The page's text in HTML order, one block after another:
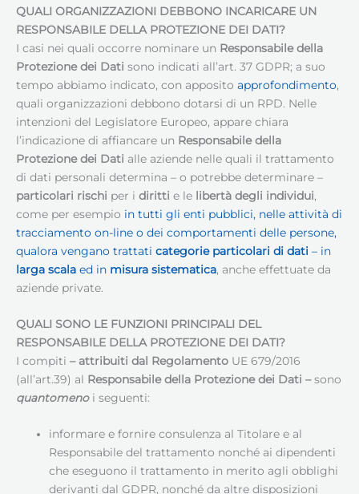
QUALI ORGANIZZAZIONI DEBBONO INCARICARE UN
RESPONSABILE DELLA PROTEZIONE DEI DATI?
I casi nei quali occorre nominare un Responsabile della
Protezione dei Dati sono indicati all’art. 37 GDPR; a suo
tempo abbiamo indicato, con apposito approfondimento,
quali organizzazioni debbono dotarsi di un RPD. Nelle
intenzioni del Legislatore Europeo, appare chiara
l’indicazione di affiancare un Responsabile della
Protezione dei Dati alle aziende nelle quali il trattamento
di dati personali determina – o potrebbe determinare –
particolari rischi per i diritti e le libertà degli individui,
come per esempio in tutti gli enti pubblici, nelle attività di
tracciamento on-line o dei comportamenti delle persone,
qualora vengano trattati categorie particolari di dati – in
larga scala ed in misura sistematica, anche effettuate da
aziende private.
QUALI SONO LE FUNZIONI PRINCIPALI DEL
RESPONSABILE DELLA PROTEZIONE DEI DATI?
I compiti – attribuiti dal Regolamento UE 679/2016
(all’art.39) al Responsabile della Protezione dei Dati –sono
quantomenoi seguenti:
informare e fornire consulenza al Titolare e al
Responsabile del trattamento nonché ai dipendenti
che eseguono il trattamento in merito agli obblighi
derivanti dal GDPR, nonché da altre disposizioni